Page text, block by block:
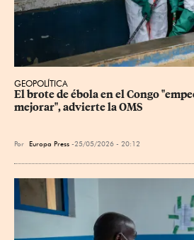
GEOPOLÍTICA
El brote de ébola en el Congo
mejorar", advierte la OMS
Por Europa Press 25/05/2026 - 20:12